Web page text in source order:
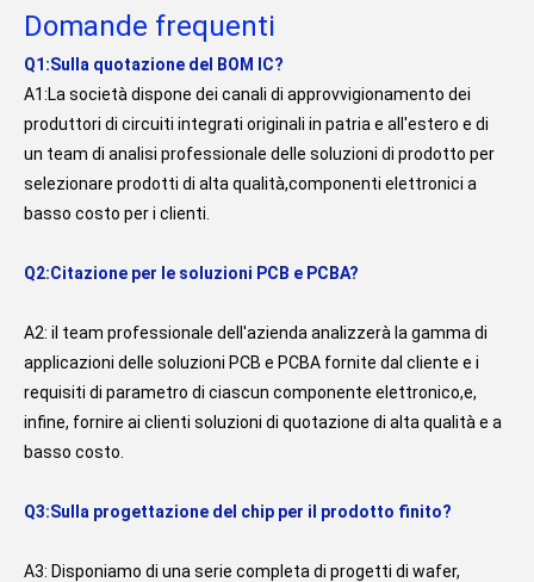
Domande frequenti
Q1:Sulla quotazione del BOM IC?
A1:La società dispone dei canali di approvvigionamento dei
produttori di circuiti integrati originali in patria e all'estero e di
un team di analisi professionale delle soluzioni di prodotto per
selezionare prodotti di alta qualità,componenti elettronici a
basso costo per i clienti.
Q2:Citazione per le soluzioni PCB e PCBA?
A2: il team professionale dell'azienda analizzerà la gamma di
applicazioni delle soluzioni PCB e PCBA fornite dal cliente e i
requisiti di parametro di ciascun componente elettronico,e,
infine, fornire ai clienti soluzioni di quotazione di alta qualità e a
basso costo.
Q3:Sulla progettazione del chip per il prodotto finito?
A3: Disponiamo di una serie completa di progetti di wafer,